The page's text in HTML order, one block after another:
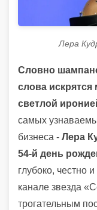
Лера
Словно
слова
светлой
самых
бизнеса - Лера
54-й день
глубоко, честно
канале звезда
трогательным